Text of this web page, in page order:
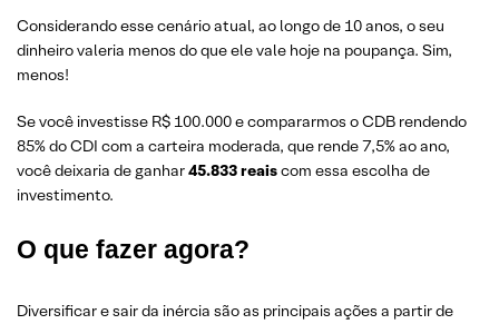
Considerando esse cenário atual, ao longo de 10 anos, o seu
dinheiro valeria menos do que ele vale hoje na poupança. Sim,
menos!
Se você investisse R$ 100.000 e compararmos o CDB rendendo
85% do CDI com a carteira moderada, que rende 7,5% ao ano,
você deixaria de ganhar45.833 reaiscom essa escolha de
investimento.
O que fazer agora?
Diversificar e sair da inércia são as principais ações a partir de